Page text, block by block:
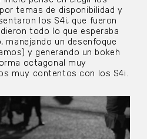
temas de disponibilidad y
los S4i, que fueron
todo lo que esperaba
manejando un desenfoque
y generando un bokeh
octagonal muy
muy contentos con los S4i.